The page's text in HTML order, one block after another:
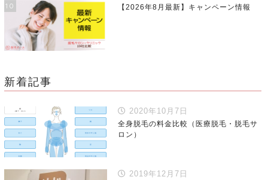
10 【2026年8月最新】キャンペーン情報
新着記事
2020年10月7日
全身脱毛の料金比較（医療脱毛・脱毛サ
ロン）
2019年12月7日